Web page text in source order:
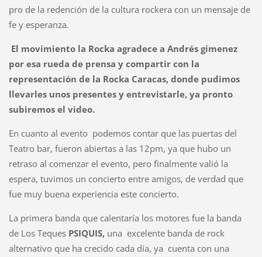
pro de la redención de la cultura rockera con un mensaje de
fe y esperanza.
El movimiento la Rocka agradece a Andrés gimenez
por esa rueda de prensa y compartir con la
representación de la Rocka Caracas, donde pudimos
llevarles unos presentes y entrevistarle, ya pronto
subiremos el video.
En cuanto al evento podemos contar que las puertas del
Teatro bar, fueron abiertas a las 12pm, ya que hubo un
retraso al comenzar el evento, pero finalmente valió la
espera, tuvimos un concierto entre amigos, de verdad que
fue muy buena experiencia este concierto.
La primera banda que calentaría los motores fue la banda
de Los Teques PSIQUIS,una excelente banda de rock
alternativo que ha crecido cada día, ya cuenta con una